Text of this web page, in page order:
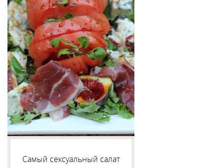
Самый сексуальный салат